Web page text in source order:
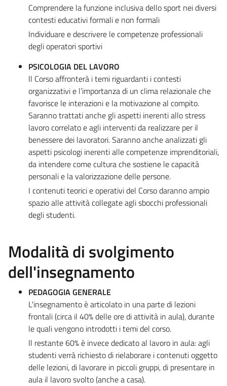
Comprendere la funzione inclusiva dello sport nei diversi
contesti educativi formali e non formali
Individuare e descrivere le competenze professionali
degli operatori sportivi
PSICOLOGIA DEL LAVORO
Il Corso affronterà i temi riguardanti i contesti
organizzativi e l’importanza di un clima relazionale che
favorisce le interazioni e la motivazione al compito.
Saranno trattati anche gli aspetti inerenti allo stress
lavoro correlato e agli interventi da realizzare per il
benessere dei lavoratori. Saranno anche analizzati gli
aspetti psicologi inerenti alle competenze imprenditoriali,
da intendere come cultura che sostiene le capacità
personali e la valorizzazione delle persone.
I contenuti teorici e operativi del Corso daranno ampio
spazio alle attività collegate agli sbocchi professionali
degli studenti.
Modalità di svolgimento
dell'insegnamento
PEDAGOGIA GENERALE
L'insegnamento è articolato in una parte di lezioni
frontali (circa il 40% delle ore di attività in aula), durante
le quali vengono introdotti i temi del corso.
Il restante 60% è invece dedicato al lavoro in aula: agli
studenti verrà richiesto di rielaborare i contenuti oggetto
delle lezioni, di lavorare in piccoli gruppi, di presentare in
aula il lavoro svolto (anche a casa).